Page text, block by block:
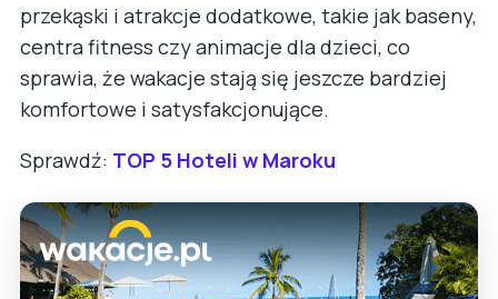
przekąski i atrakcje dodatkowe, takie jak baseny,
centra fitness czy animacje dla dzieci, co
sprawia, że wakacje stają się jeszcze bardziej
komfortowe i satysfakcjonujące.
Sprawdź: TOP 5 Hoteli w Maroku